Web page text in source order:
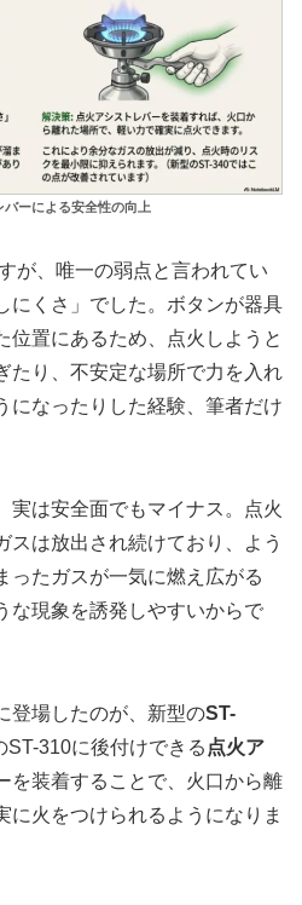
バーによる安全性の向上
が、唯一の弱点と言われてい
にくさ」でした。ボタンが器具
位置にあるため、点火しようと
たり、不安定な場所で力を入れ
になったりした経験、筆者だけ
実は安全面でもマイナス。点火
スは放出され続けており、よう
ったガスが一気に燃え広がる
な現象を誘発しやすいからで
登場したのが、新型のST-
ST-310に後付けできる 点火ア
を装着することで、火口から離
に火をつけられるようになりま